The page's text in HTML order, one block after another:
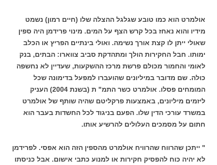
אולמרט הוא כמו טובע שגלגל ההצלה שלו (חיים רמון) נשמט
מידיו והוא נאחז בכל קרש הצף על המים. מינוי פרידמן היה ספין
שאולי ייתן לו קצת אורך נשימה. ואולי בינתיים הפריץ או הכלב
ימותו. חבל החקירות הולך ומתהדקת סביב צווארו: הבתים, בנק
לאומי והחמור מכולם פרשת מרכז ההשקעות, שעדיין לא נחשפה
כולה. שם מדובר במיליונים שהועברו למפעל בדימונה שכל
המומחים פסלו. אולמרט כשר התמ" ת (בשנת 2004) העניק
ליזמים מיליונים, באמצעות פרקליטם שהיה שותף של אולמרט
במשרד עורכי הדין שלו. הפעם בניגוד לכל החשדות בעבר הוא
חתום על מסמכים העלולים להרשיע אותו.
" ייתכן שהרווח שהרוויח אולמרט מהספין הזה הוא אפסי. לפרידמן
לא יהיה כוח להפסיק חקירות או למנוע כתבי אישום. אבל כניסתו